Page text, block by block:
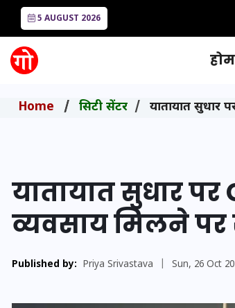
5 AUGUST 2026
होम
Home सिटी सेंटर यातायात सुधार
यातायात सुधार पर
व्यवसाय मिलने
Published by: Priya Srivastava Sun, 26 Oct